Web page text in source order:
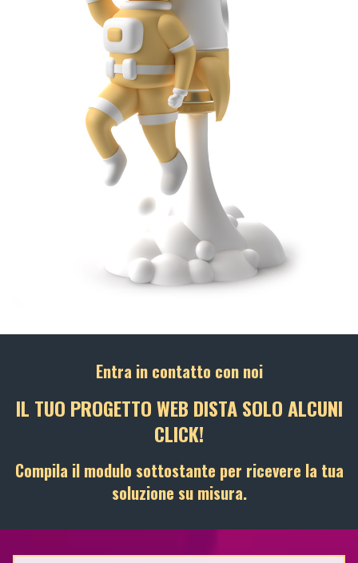
Entra in contatto con noi
IL TUO PROGETTO WEB DISTA SOLO ALCUNI
CLICK!
Compila il modulo sottostante per ricevere la tua
soluzione su misura.